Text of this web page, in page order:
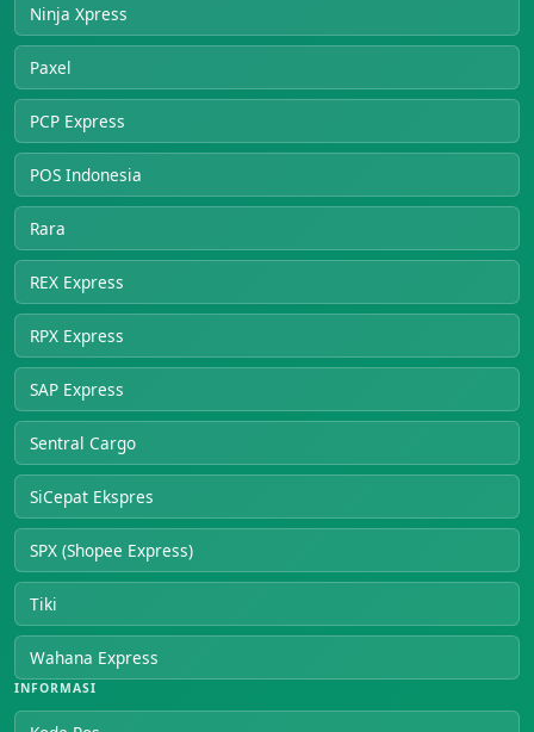
Ninja Xpress
Paxel
PCP Express
POS Indonesia
Rara
REX Express
RPX Express
SAP Express
Sentral Cargo
SiCepat Ekspres
SPX (Shopee Express)
Tiki
Wahana Express
INFORMASI